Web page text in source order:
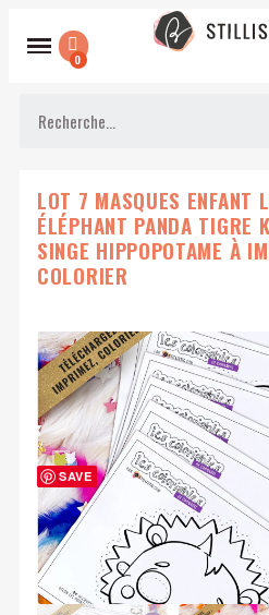
LOT 7 MASQUES ENFANT
ÉLÉPHANT PANDA TIGRE
SINGE HIPPOPOTAME À
COLORIER
SAVE